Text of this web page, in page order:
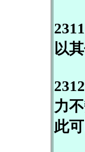
以
力
此